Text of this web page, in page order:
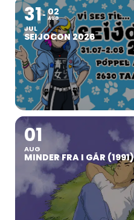
31
JUL
02
AUG
SEIJOCON 2026
01
AUG
MINDER FRA I GÅR